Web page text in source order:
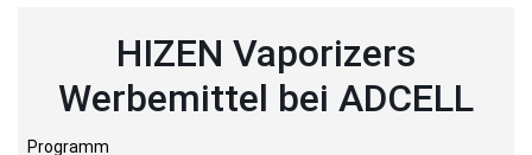
HIZEN Vaporizers
Werbemittel bei ADCELL
Programm